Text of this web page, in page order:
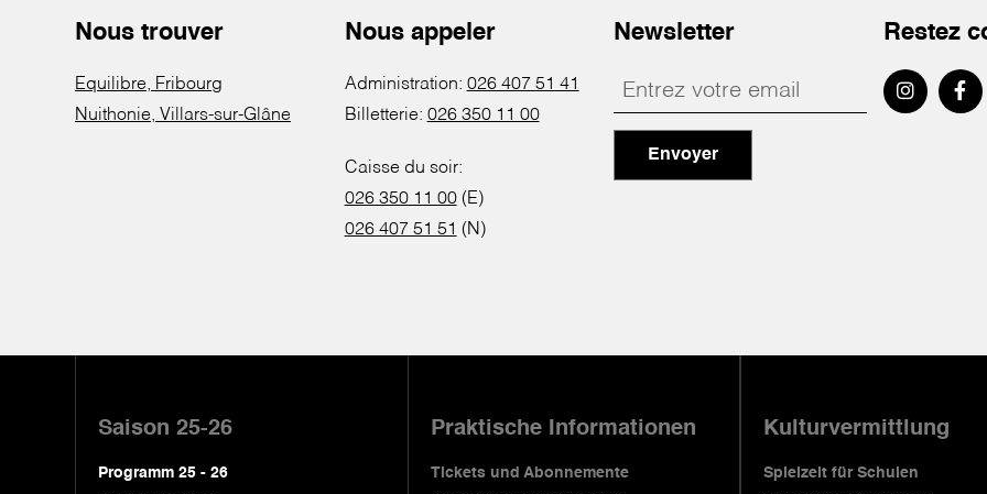
Nous trouver
Equilibre, Fribourg
Nuithonie, Villars-sur-Glâne
Nous appeler
Administration: 026 407 51 41
Billetterie: 026 350 11 00
Caisse du soir:
026 350 11 00(E)
026 407 51 51 (N)
Newsletter
Envoyer
Restez
Saison 25-26
Programm 25 - 26
Praktische Informationen
Tickets und Abonnemente
Kulturvermittlung
Spielzeit für Schulen